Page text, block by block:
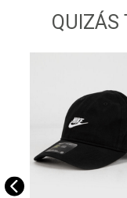
QUIZÁS